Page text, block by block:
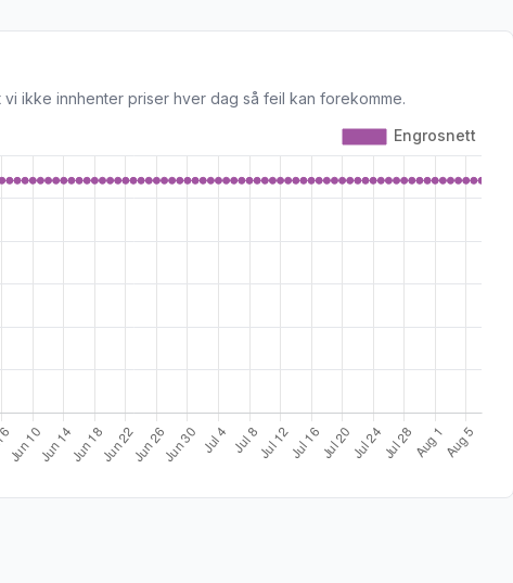
ikke innhenter priser hver dag så feil kan forekomme.